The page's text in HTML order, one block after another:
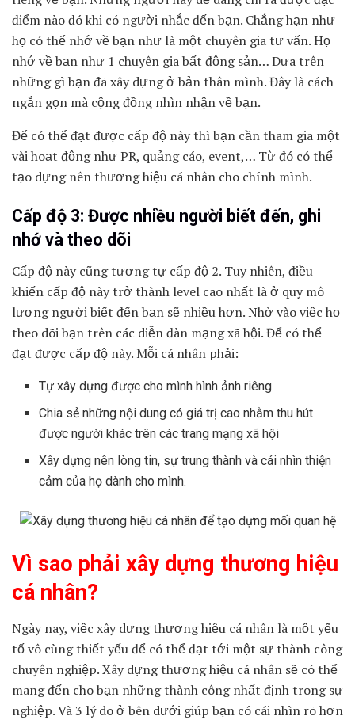
điểm nào đó khi có người nhắc đến bạn. Chẳng hạn như
họ có thể nhớ về bạn như là một chuyên gia tư vấn. Họ
nhớ về bạn như 1 chuyên gia bất động sản… Dựa trên
những gì bạn đã xây dựng ở bản thân mình. Đây là cách
ngắn gọn mà cộng đồng nhìn nhận về bạn.
Để có thể đạt được cấp độ này thì bạn cần tham gia một
vài hoạt động như PR, quảng cáo, event,… Từ đó có thể
tạo dựng nên thương hiệu cá nhân cho chính mình.
Cấp độ 3: Được nhiều người biết đến, ghi
nhớ và theo dõi
Cấp độ này cũng tương tự cấp độ 2. Tuy nhiên, điều
khiến cấp độ này trở thành level cao nhất là ở quy mô
lượng người biết đến bạn sẽ nhiều hơn. Nhờ vào việc họ
theo dõi bạn trên các diễn đàn mạng xã hội. Để có thể
đạt được cấp độ này. Mỗi cá nhân phải:
Tự xây dựng được cho mình hình ảnh riêng
Chia sẻ những nội dung có giá trị cao nhằm thu hút
được người khác trên các trang mạng xã hội
Xây dựng nên lòng tin, sự trung thành và cái nhìn thiện
cảm của họ dành cho mình.
Vì sao phải xây dựng thương hiệu
cá nhân?
Ngày nay, việc xây dựng thương hiệu cá nhân là một yếu
tố vô cùng thiết yếu để có thể đạt tới một sự thành công
chuyên nghiệp. Xây dựng thương hiệu cá nhân sẽ có thể
mang đến cho bạn những thành công nhất định trong sự
nghiệp. Và 3 lý do ở bên dưới giúp bạn có cái nhìn rõ hơn